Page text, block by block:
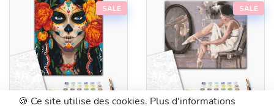
SALE
BS52270L 48x60 cm
SALE
BS52242L 48x60 cm
🍪 Ce site utilise des cookies. Plus d'informations